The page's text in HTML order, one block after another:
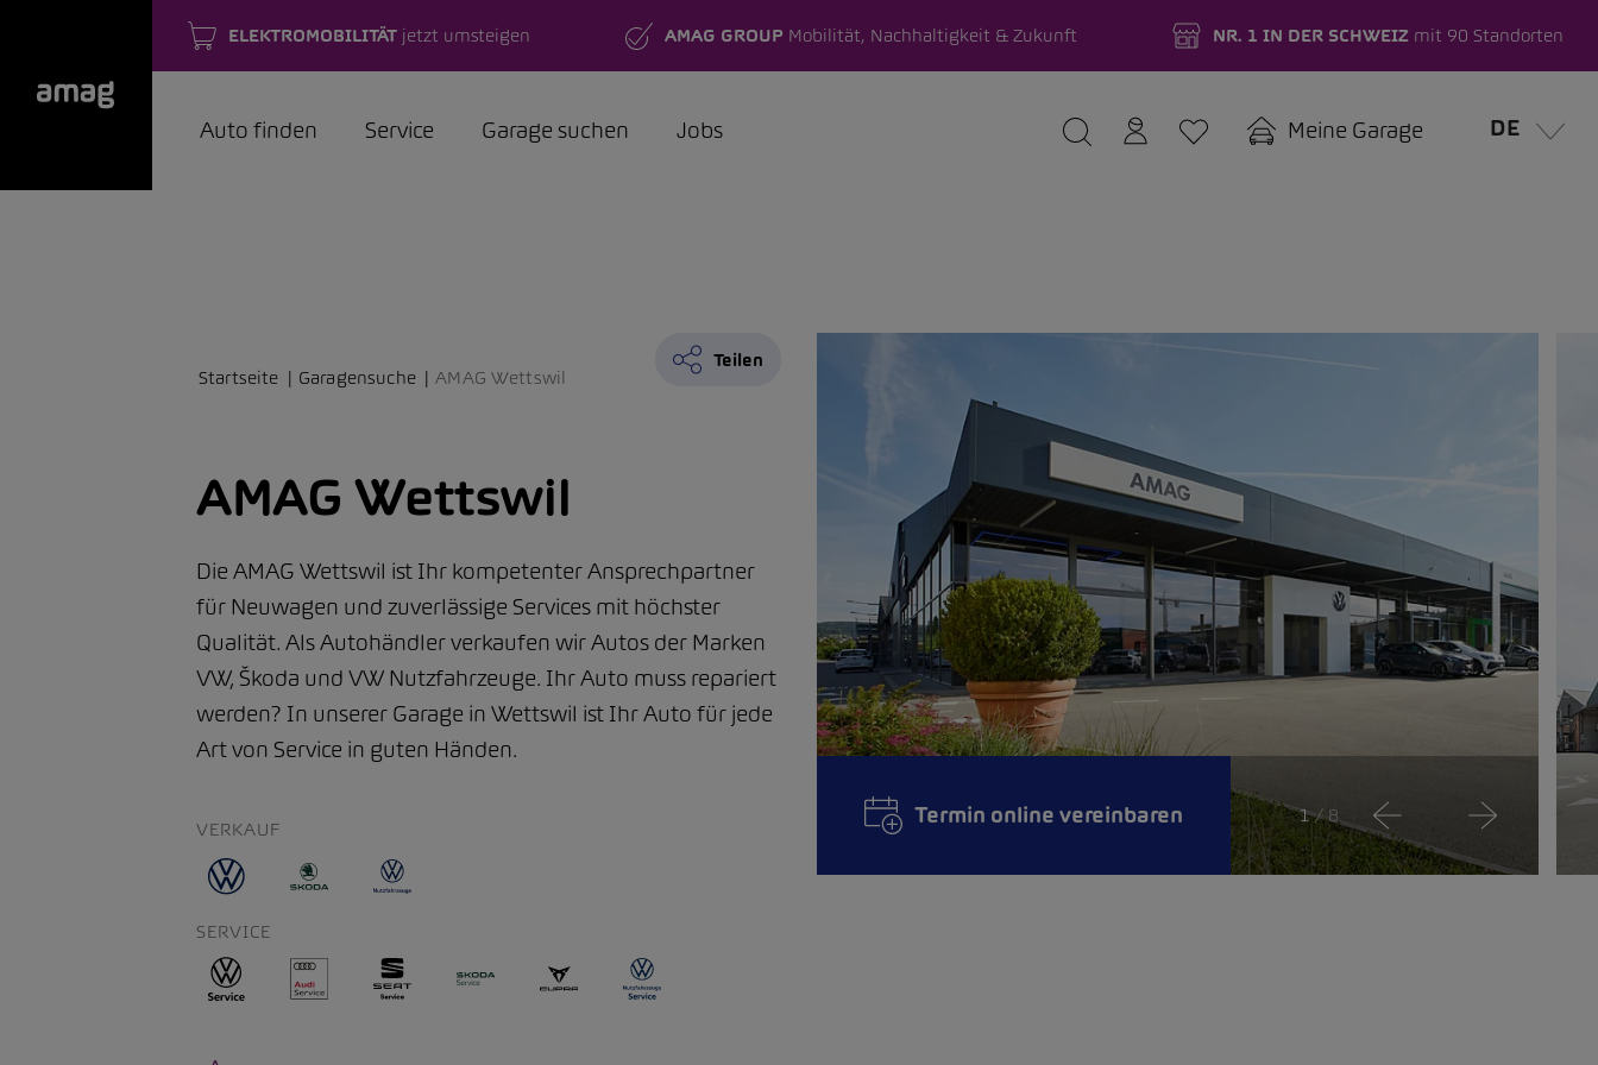
ELEKTROMOBILITÄTjetzt umsteigen AMAG GROUP Mobilität, Nachhaltigkeit & Zukunft NR. 1 IN DER SCHWEIZmit 90 Standorten
Auto finden Service Garage suchen Jobs Meine Garage DE
Startseite Garagensuche AMAG Wettswil
Teilen
AMAG Wettswil
Die AMAG Wettswil ist Ihr kompetenter Ansprechpartner
für Neuwagen und zuverlässige Services mit höchster
Qualität. Als Autohändler verkaufen wir Autos der Marken
VW, Škoda und VW Nutzfahrzeuge. Ihr Auto muss repariert
werden? In unserer Garage in Wettswil ist Ihr Auto für jede
Art von Service in guten Händen.
VERKAUF
SERVICE
Termin online vereinbaren 1 / 8